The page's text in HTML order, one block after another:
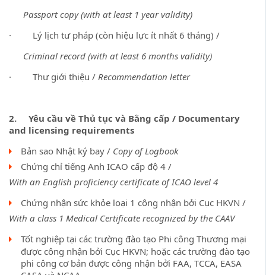
Passport copy (with at least 1 year validity)
· Lý lịch tư pháp (còn hiệu lực ít nhất 6 tháng) /
Criminal record (with at least 6 months validity)
· Thư giới thiệu / Recommendation letter
2. Yêu cầu về Thủ tục và Bằng cấp / Documentary
and licensing requirements
Bản sao Nhật ký bay / Copy of Logbook
Chứng chỉ tiếng Anh ICAO cấp độ 4 /
With an English proficiency certificate of ICAO level 4
Chứng nhận sức khỏe loại 1 công nhận bởi Cục HKVN /
With a class 1 Medical Certificate recognized by the CAAV
Tốt nghiệp tại các trường đào tạo Phi công Thương mại
được công nhận bởi Cục HKVN; hoặc các trường đào tạo
phi công cơ bản được công nhận bởi FAA, TCCA, EASA